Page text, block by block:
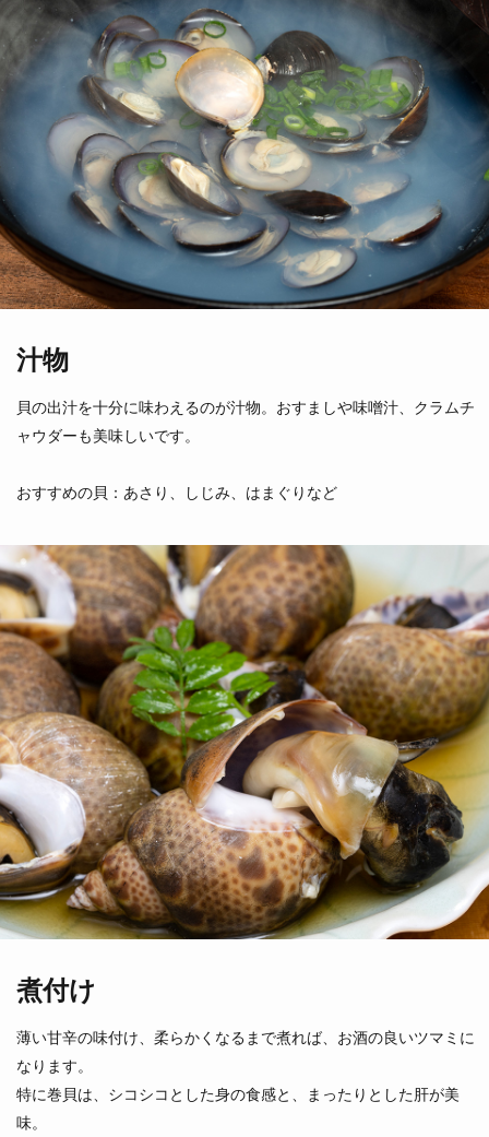
磯螺貝
いそつぶがい
（北海道）
黒バイ貝
くろばいがい
（千葉県他）
月日貝
つきひがい
（鹿児島県）
簾貝
すだれがい
（兵庫県他）
白貝
汁物
貝の出汁を十分に味わえるのが汁物。おすましや味噌汁、クラムチ
ャウダーも美味しいです。
おすすめの貝：あさり、しじみ、はまぐりなど
煮付け
薄い甘辛の味付け、柔らかくなるまで煮れば、お酒の良いツマミに
なります。
特に巻貝は、シコシコとした身の食感と、まったりとした肝が美
味。